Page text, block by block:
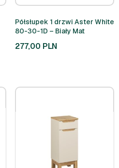
Półsłupek 1 drzwi Aster White
80-30-1D – Biały Mat
277,00 PLN